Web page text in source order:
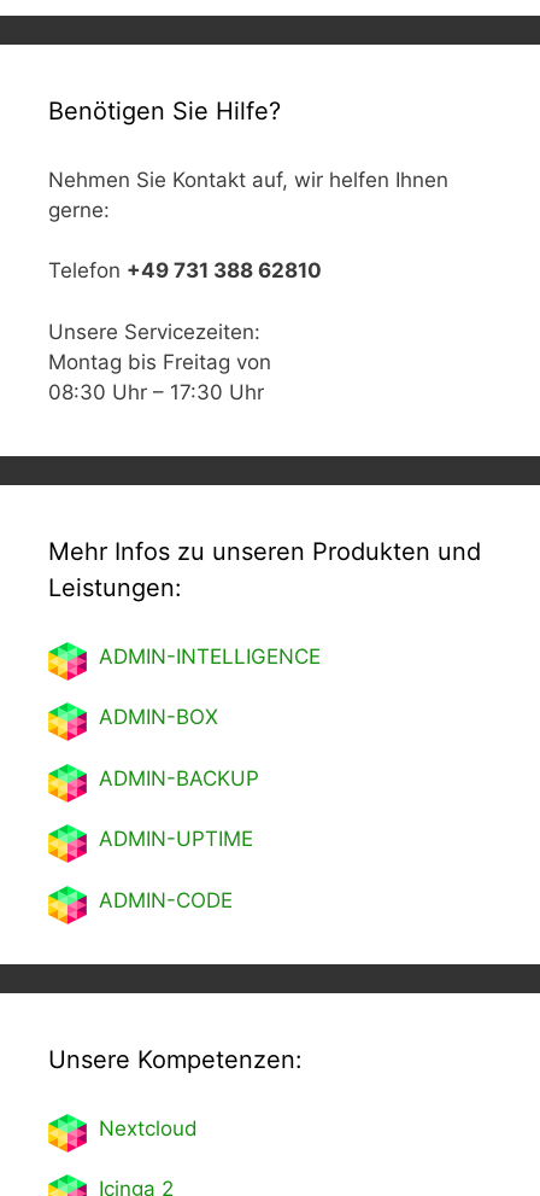
Benötigen Sie Hilfe?
Nehmen Sie Kontakt auf, wir helfen Ihnen
gerne:
Telefon +49 731 388 62810
Unsere Servicezeiten:
Montag bis Freitag von
08:30 Uhr – 17:30 Uhr
Mehr Infos zu unseren Produkten und
Leistungen:
ADMIN-INTELLIGENCE
ADMIN-BOX
ADMIN-BACKUP
ADMIN-UPTIME
ADMIN-CODE
Unsere Kompetenzen:
Nextcloud
Icinga 2